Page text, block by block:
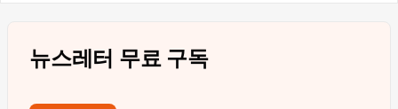
뉴스레터 무료 구독